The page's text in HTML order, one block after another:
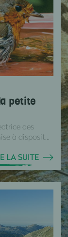
petite
des
à disposit...
LA SUITE